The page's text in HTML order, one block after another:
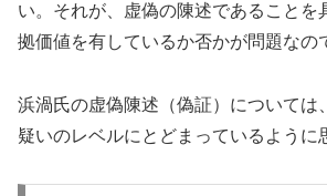
い。それが、虚偽の陳述であることを
拠価値を有しているか否かが問題なの
浜渦氏の虚偽陳述（偽証）については
疑いのレベルにとどまっているように